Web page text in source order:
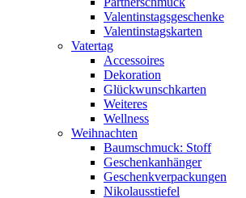
Valentinstagsgeschenke
Valentinstagskarten
Vatertag
Accessoires
Dekoration
Glückwunschkarten
Weiteres
Wellness
Weihnachten
Baumschmuck: Stoff
Geschenkanhänger
Geschenkverpackungen
Nikolausstiefel